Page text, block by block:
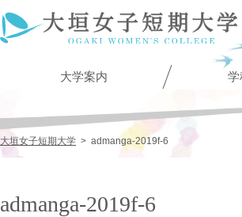
大学案内 学
大垣女子短期大学 > admanga-2019f-6
admanga-2019f-6